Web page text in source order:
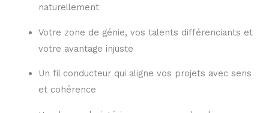
naturellement
Votre zone de génie, vos talents différenciants et
votre avantage injuste
Un fil conducteur qui aligne vos projets avec sens
et cohérence